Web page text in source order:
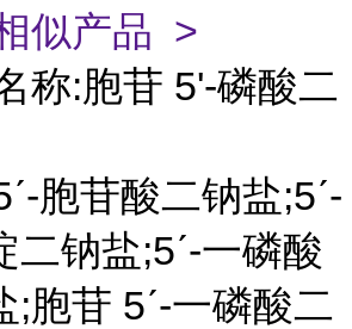
似产品 >
称:胞苷 5'-磷酸二
胞苷酸二钠盐;5ˊ-
二钠盐;5ˊ-一磷酸
;胞苷 5ˊ-一磷酸二